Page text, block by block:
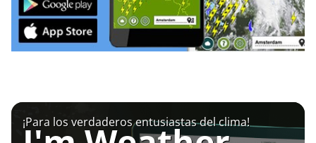
¡Para los verdaderos entusiastas del clima!